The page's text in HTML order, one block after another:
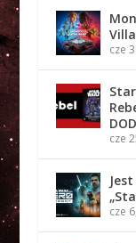
cze
cze
cze